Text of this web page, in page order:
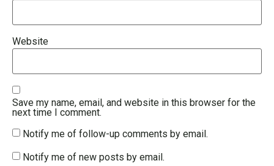
Website
Save my name, email, and website in this browser for the
next time I comment.
Notify me of follow-up comments by email.
Notify me of new posts by email.